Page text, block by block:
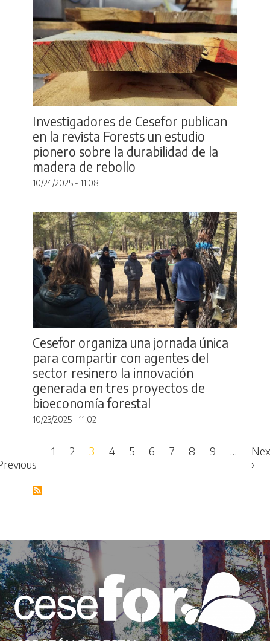
Investigadores de Cesefor publican
en la revista Forests un estudio
pionero sobre la durabilidad de la
madera de rebollo
10/24/2025 - 11:08
Cesefor organiza una jornada única
para compartir con agentes del
sector resinero la innovación
generada en tres proyectos de
bioeconomía forestal
10/23/2025 - 11:02
Pagination
page Previous page
1 2 3 4 5 6 7 8 9 …
›